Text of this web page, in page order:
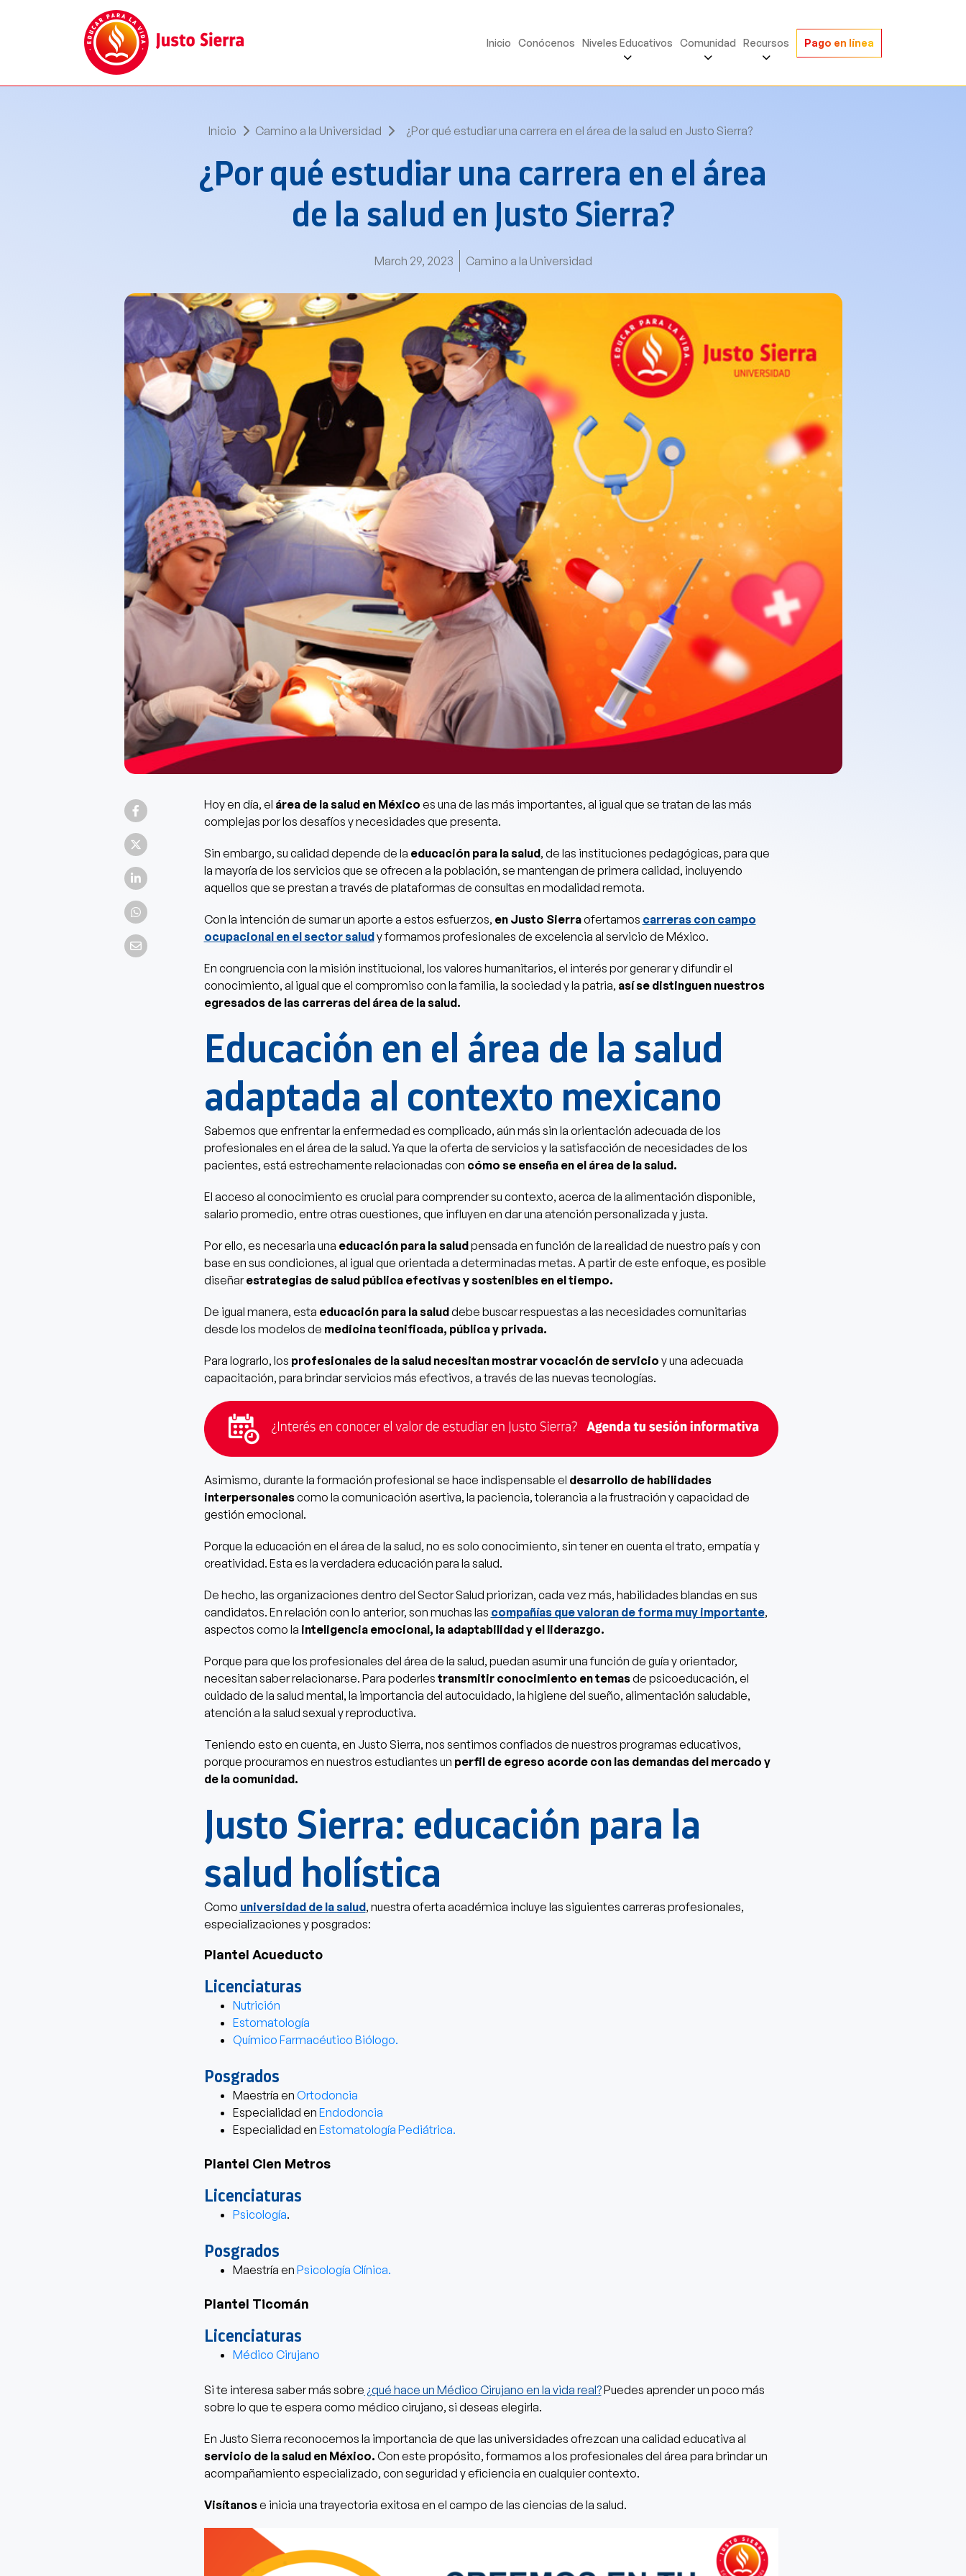
Inicio Conócenos Niveles Educativos Comunidad Recursos Pago en línea
Inicio Camino a la Universidad ¿Por qué estudiar una carrera en el área de la salud en Justo Sierra?
¿Por qué estudiar una carrera en el área
de la salud en Justo Sierra?
March 29, 2023 Camino a la Universidad
Hoy en día, el área de la salud en México es una de las más importantes, al igual que se tratan de las más
complejas por los desafíos y necesidades que presenta.
Sin embargo, su calidad depende de la educación para la salud, de las instituciones pedagógicas, para que
la mayoría de los servicios que se ofrecen a la población, se mantengan de primera calidad, incluyendo
aquellos que se prestan a través de plataformas de consultas en modalidad remota.
Con la intención de sumar un aporte a estos esfuerzos, en Justo Sierraofertamos carreras con campo
ocupacional en el sector saludyformamos profesionales de excelencia al servicio de México.
En congruencia con la misión institucional, los valores humanitarios, el interés por generar y difundir el
conocimiento, al igual que el compromiso con la familia, la sociedad y la patria, así se distinguen nuestros
egresados de las carreras del área de la salud.
Educación en el área de la salud
adaptada al contexto mexicano
Sabemos que enfrentar la enfermedad es complicado, aún más sin la orientación adecuada de los
profesionales en el área de la salud. Ya que la oferta de servicios y la satisfacción de necesidades de los
pacientes, está estrechamente relacionadas con cómo se enseña en el área de la salud.
El acceso al conocimiento es crucial para comprender su contexto, acerca de la alimentación disponible,
salario promedio, entre otras cuestiones, que influyen en dar una atención personalizada y justa.
Por ello, es necesaria una educación para la saludpensada en función de la realidad de nuestro país y con
base en sus condiciones, al igual que orientada a determinadas metas. A partir de este enfoque, es posible
diseñarestrategias de salud pública efectivas y sostenibles en el tiempo.
De igual manera, esta educación para la saluddebe buscar respuestas a las necesidades comunitarias
desde los modelos de medicina tecnificada, pública y privada.
Para lograrlo, los profesionales de la salud necesitan mostrar vocación de servicio y una adecuada
capacitación, para brindar servicios más efectivos, a través de las nuevas tecnologías.
Asimismo, durante la formación profesional se hace indispensable el desarrollo de habilidades
interpersonalescomo la comunicación asertiva, la paciencia, tolerancia a la frustración y capacidad de
gestión emocional.
Porque la educación en el área de la salud, no es solo conocimiento, sin tener en cuenta el trato, empatía y
creatividad. Esta es la verdadera educación para la salud.
De hecho, las organizaciones dentro del Sector Salud priorizan, cada vez más, habilidades blandas en sus
candidatos. En relación con lo anterior, son muchas las compañías que valoran de forma muy importante,
aspectos como la inteligencia emocional, la adaptabilidad y el liderazgo.
Porque para que los profesionales del área de la salud, puedan asumir una función de guía y orientador,
necesitan saber relacionarse. Para poderles transmitir conocimiento en temasde psicoeducación, el
cuidado de la salud mental, la importancia del autocuidado, la higiene del sueño, alimentación saludable,
atención a la salud sexual y reproductiva.
Teniendo esto en cuenta, en Justo Sierra, nos sentimos confiados de nuestros programas educativos,
porque procuramos en nuestros estudiantes un perfil de egreso acorde con las demandas del mercado y
de la comunidad.
Justo Sierra: educación para la
salud holística
Como universidad de la salud, nuestra oferta académica incluye las siguientes carreras profesionales,
especializaciones y posgrados:
Plantel Acueducto
Licenciaturas
Nutrición
Estomatología
Químico Farmacéutico Biólogo.
Posgrados
Maestría en Ortodoncia
Especialidad en Endodoncia
Especialidad en Estomatología Pediátrica.
Plantel Cien Metros
Licenciaturas
Psicología.
Posgrados
Maestría en Psicología Clínica.
Plantel Ticomán
Licenciaturas
Médico Cirujano
Si te interesa saber más sobre ¿qué hace un Médico Cirujano en la vida real?Puedes aprender un poco más
sobre lo que te espera como médico cirujano, si deseas elegirla.
En Justo Sierra reconocemos la importancia de que las universidades ofrezcan una calidad educativa al
servicio de la salud en México. Con este propósito, formamos a los profesionales del área para brindar un
acompañamiento especializado, con seguridad y eficiencia en cualquier contexto.
Visítanose inicia una trayectoria exitosa en el campo de las ciencias de la salud.